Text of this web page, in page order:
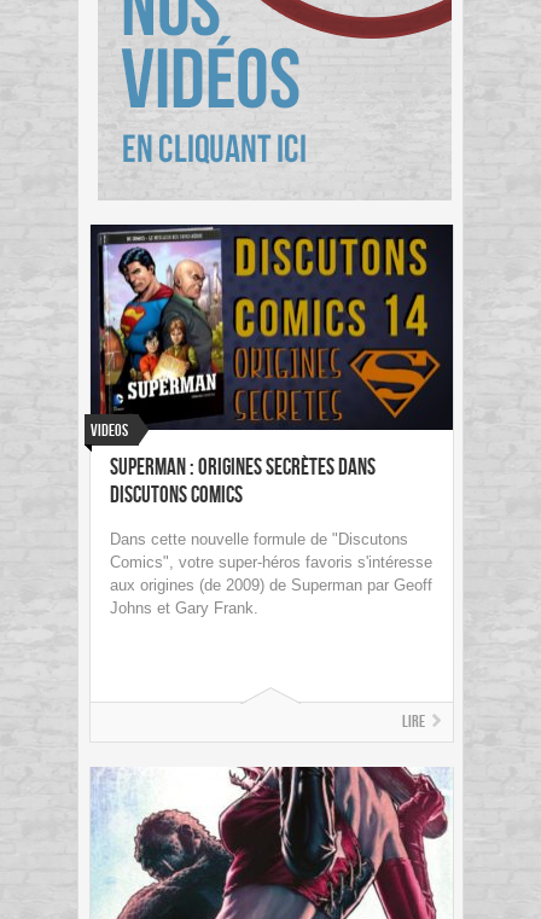
Videos
Superman : Origines Secrètes dans
Discutons Comics
Dans cette nouvelle formule de "Discutons
Comics", votre super-héros favoris s'intéresse
aux origines (de 2009) de Superman par Geoff
Johns et Gary Frank.
Lire